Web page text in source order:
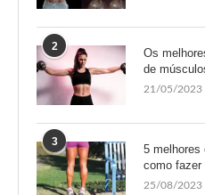
2
Os
de
21/05/2023
3
5 melhores
como fazer
25/08/2023